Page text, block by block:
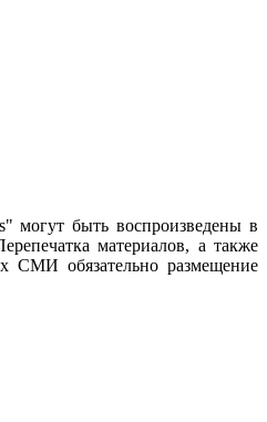
могут быть воспроизведены в
материалов, а также
СМИ обязательно размещение